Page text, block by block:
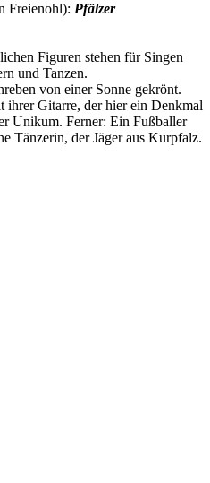
Freienohl): Pfälzer
Figuren stehen für Singen
und Tanzen.
von einer Sonne gekrönt.
ihrer Gitarre, der hier ein Denkmal
Unikum. Ferner: Ein Fußballer
Tänzerin, der Jäger aus Kurpfalz.